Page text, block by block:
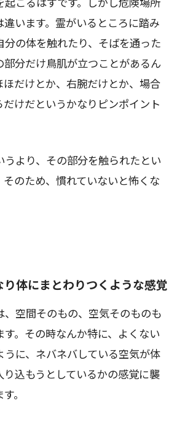
います。霊がいるところに踏み
分の体を触れたり、そばを通った
部分だけ鳥肌が立つことがあるん
ほだけとか、右腕だけとか、場合
けだというかなりピンポイント
うより、その部分を触られたとい
そのため、慣れていないと怖くな
体にまとわりつくような感覚
空間そのもの、空気そのものも
。その時なんか特に、よくない
うに、ネバネバしている空気が体
り込もうとしているかの感覚に襲
。